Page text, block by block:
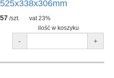
/szt.
vat 23%
ilość w koszyku
- +